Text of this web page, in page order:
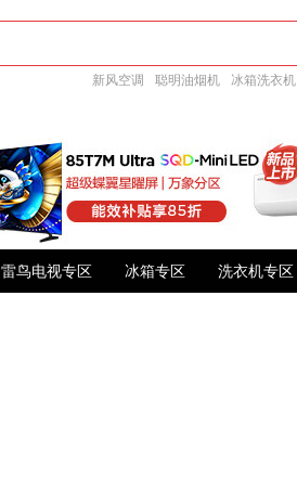
新风空调 聪明油烟机 冰箱洗衣机
雷鸟电视专区 冰箱专区 洗衣机专区